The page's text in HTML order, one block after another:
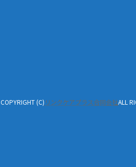
COPYRIGHT (C) リンクケアプラス合同会社ALL